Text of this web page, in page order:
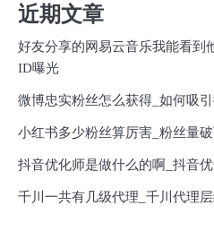
近期文章
好友分享的网易云音乐我能看到
ID曝光
微博忠实粉丝怎么获得_如何吸
小红书多少粉丝算厉害_粉丝量
抖音优化师是做什么的啊_抖音
千川一共有几级代理_千川代理